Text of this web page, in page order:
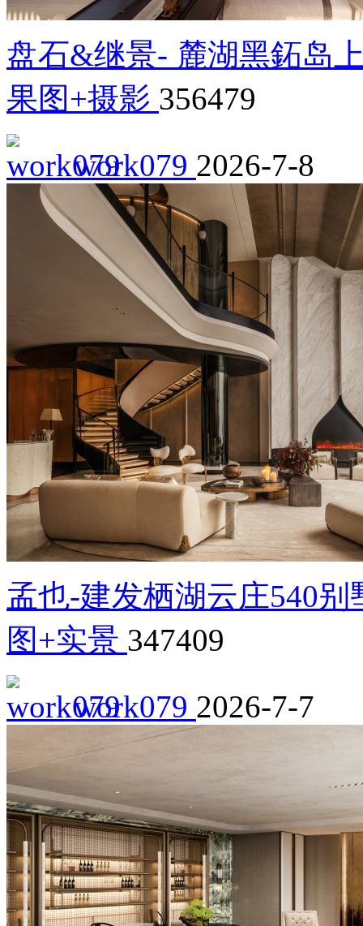
盘石&继景- 麓湖黑鉐岛
果图+摄影 356479
work079 2026-7-8
孟也-建发栖湖云庄540
图+实景 347409
work079 2026-7-7